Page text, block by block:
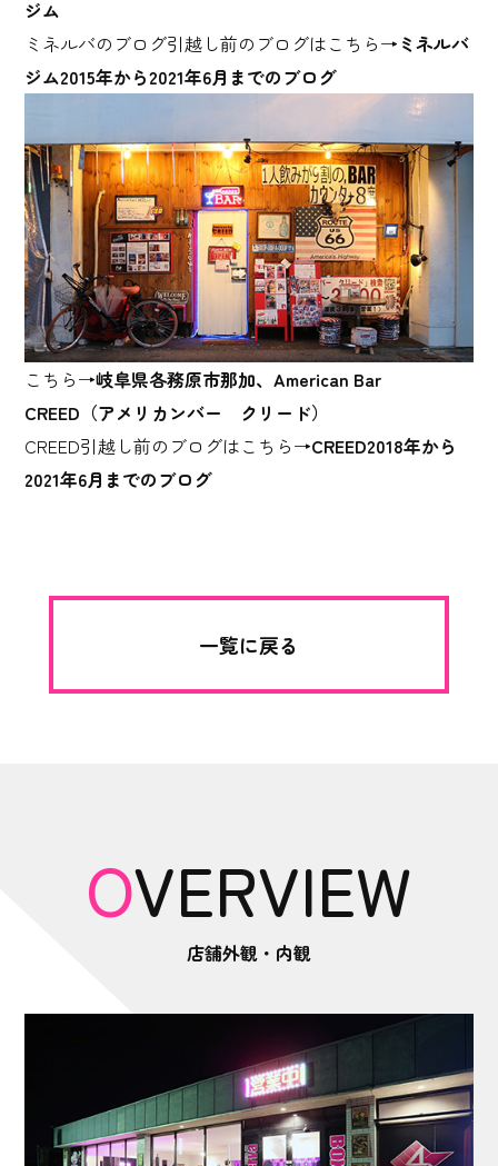
ジム
ミネルバのブログ引越し前のブログはこちら→ ミネルバ
ジム2015年から2021年6月までのブログ
こちら→岐阜県各務原市那加、American Bar
CREED（アメリカンバー クリード）
CREED引越し前のブログはこちら→CREED2018年から
2021年6月までのブログ
一覧に戻る
OVERVIEW
店舗外観・内観